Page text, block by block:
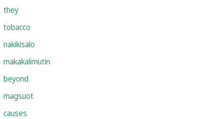
they
tobacco
nakikisalo
makakalimutin
beyond
magsuot
causes